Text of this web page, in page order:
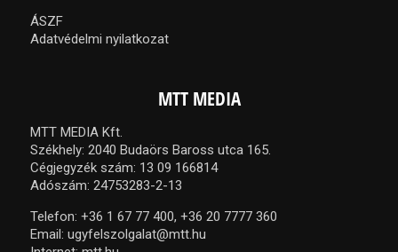
ÁSZF
Adatvédelmi nyilatkozat
MTT MEDIA
MTT MEDIA Kft.
Székhely: 2040 Budaörs Baross utca 165.
Cégjegyzék szám: 13 09 166814
Adószám: 24753283-2-13
Telefon: +36 1 67 77 400, +36 20 7777 360
Email: ugyfelszolgalat@mtt.hu